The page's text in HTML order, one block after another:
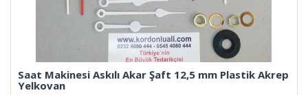
Saat Makinesi Askılı Akar Şaft 12,5 mm Plastik Akrep
Yelkovan